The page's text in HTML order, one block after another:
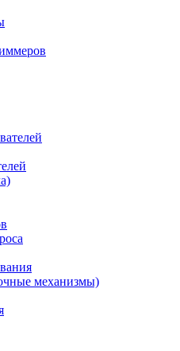
механизмы)